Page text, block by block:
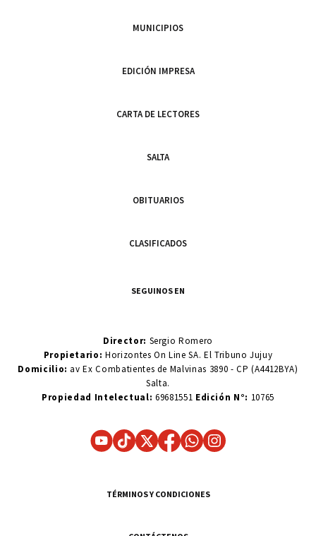
MUNICIPIOS
EDICIÓN IMPRESA
CARTA DE LECTORES
SALTA
OBITUARIOS
CLASIFICADOS
SEGUINOS EN
Director: Sergio Romero
Propietario:Horizontes On Line SA. El Tribuno Jujuy
Domicilio: av Ex Combatientes de Malvinas 3890 - CP (A4412BYA)
Salta.
Propiedad Intelectual: 69681551 Edición N°: 10765
TÉRMINOS Y CONDICIONES